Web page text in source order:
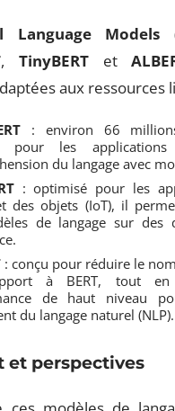
Language Models
, TinyBERTet
aux ressources
: environ 66
pour les applications
du langage avec
: optimisé pour les
des objets (IoT), il
de langage sur des
: conçu pour réduire le
à BERT, tout en
de haut niveau
du langage naturel (NLP).
et perspectives